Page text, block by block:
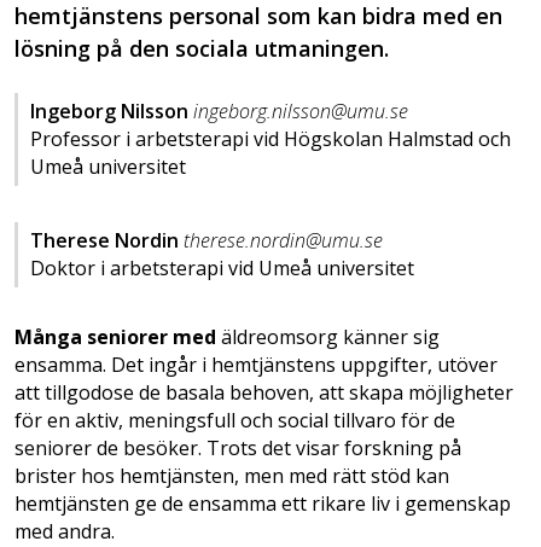
hemtjänstens personal som kan bidra med en
lösning på den sociala utmaningen.
Ingeborg Nilsson ingeborg.nilsson@umu.se
Professor i arbetsterapi vid Högskolan Halmstad och
Umeå universitet
Therese Nordin therese.nordin@umu.se
Doktor i arbetsterapi vid Umeå universitet
Många seniorer med äldreomsorg känner sig
ensamma. Det ingår i hemtjänstens uppgifter, utöver
att tillgodose de basala behoven, att skapa möjligheter
för en aktiv, meningsfull och social tillvaro för de
seniorer de besöker. Trots det visar forskning på
brister hos hemtjänsten, men med rätt stöd kan
hemtjänsten ge de ensamma ett rikare liv i gemenskap
med andra.